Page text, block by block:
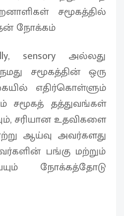
சமூகத்தில்
நோக்கம்
sensory அல்லது
சமூகத்தின் ஒரு
எதிர்கொள்ளும்
சமூகத் தத்துவங்கள்
சரியான உதவிகளை
ஆய்வு அவர்களது
பங்கு மற்றும்
நோக்கத்தோடு